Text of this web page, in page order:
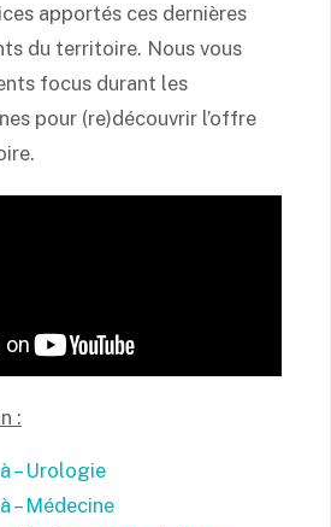
apportés ces dernières
du territoire. Nous vous
focus durant les
pour (re)découvrir l’offre
:
– Urologie
– Médecine